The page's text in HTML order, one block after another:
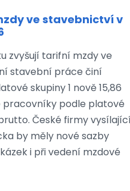
ve stavebnictví v
zvyšují tarifní mzdy ve
stavební práce činí
skupiny 1 nově 15,86
pracovníky podle platové
České firmy vysílající
by měly nové sazby
i při vedení mzdové